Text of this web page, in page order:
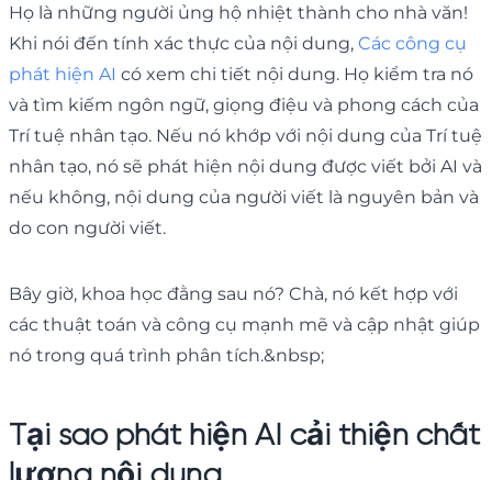
Họ là những người ủng hộ nhiệt thành cho nhà văn!
Khi nói đến tính xác thực của nội dung, Các công cụ
phát hiện AI có xem chi tiết nội dung. Họ kiểm tra nó
và tìm kiếm ngôn ngữ, giọng điệu và phong cách của
Trí tuệ nhân tạo. Nếu nó khớp với nội dung của Trí tuệ
nhân tạo, nó sẽ phát hiện nội dung được viết bởi AI và
nếu không, nội dung của người viết là nguyên bản và
do con người viết.
Bây giờ, khoa học đằng sau nó? Chà, nó kết hợp với
các thuật toán và công cụ mạnh mẽ và cập nhật giúp
nó trong quá trình phân tích.&nbsp;
Tại sao phát hiện AI cải thiện chất